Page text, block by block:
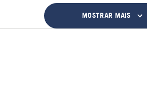
MOSTRAR MAIS